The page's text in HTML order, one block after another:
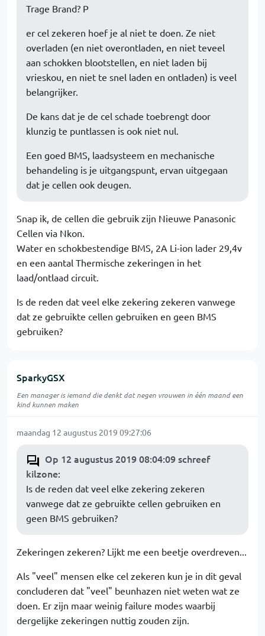
Trage Brand? P
er cel zekeren hoef je al niet te doen. Ze niet
overladen (en niet overontladen, en niet teveel
aan schokken blootstellen, en niet laden bij
vrieskou, en niet te snel laden en ontladen) is veel
belangrijker.
De kans dat je de cel schade toebrengt door
klunzig te puntlassen is ook niet nul.
Een goed BMS, laadsysteem en mechanische
behandeling is je uitgangspunt, ervan uitgegaan
dat je cellen ook deugen.
Snap ik, de cellen die gebruik zijn Nieuwe Panasonic
Cellen via Nkon.
Water en schokbestendige BMS, 2A Li-ion lader 29,4v
en een aantal Thermische zekeringen in het
laad/ontlaad circuit.
Is de reden dat veel elke zekering zekeren vanwege
dat ze gebruikte cellen gebruiken en geen BMS
gebruiken?
SparkyGSX
Een manager is iemand die denkt dat negen vrouwen in één maand een
kind kunnen maken
maandag 12 augustus 2019 09:27:06
Op 12 augustus 2019 08:04:09 schreef
kilzone:
Is de reden dat veel elke zekering zekeren
vanwege dat ze gebruikte cellen gebruiken en
geen BMS gebruiken?
Zekeringen zekeren? Lijkt me een beetje overdreven...
Als "veel" mensen elke cel zekeren kun je in dit geval
concluderen dat "veel" beunhazen niet weten wat ze
doen. Er zijn maar weinig failure modes waarbij
dergelijke zekeringen nuttig zouden zijn.